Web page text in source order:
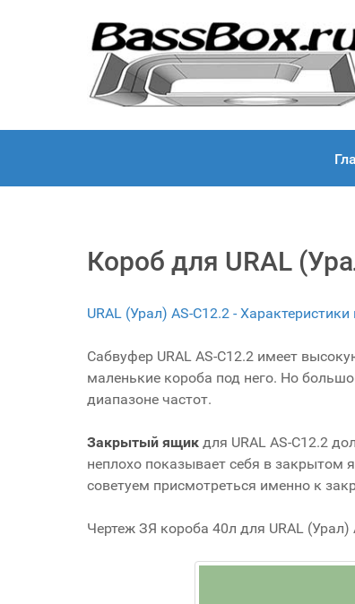
Короб для URAL
URAL (Урал) AS-C12.2 -
Сабвуфер URAL AS-C12.2 имеет
маленькие короба под него. Но
диапазоне частот.
Закрытый ящик для URAL AS-C12.2
неплохо показывает себя в закрытом
советуем присмотреться именно к
Чертеж ЗЯ короба 40л для URAL (Урал)